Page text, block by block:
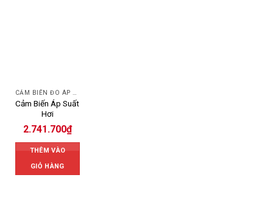
Cảm Biến Áp Suất
Hơi
2.741.700₫
THÊM VÀO
GIỎ HÀNG